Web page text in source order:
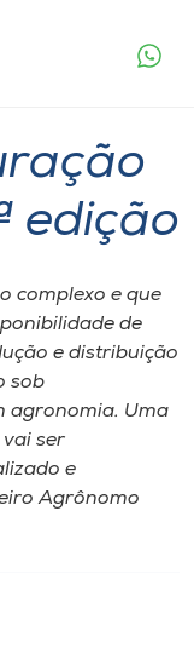
edição
complexo e que
de
e distribuição
sob
agronomia. Uma
ser
e
Agrônomo